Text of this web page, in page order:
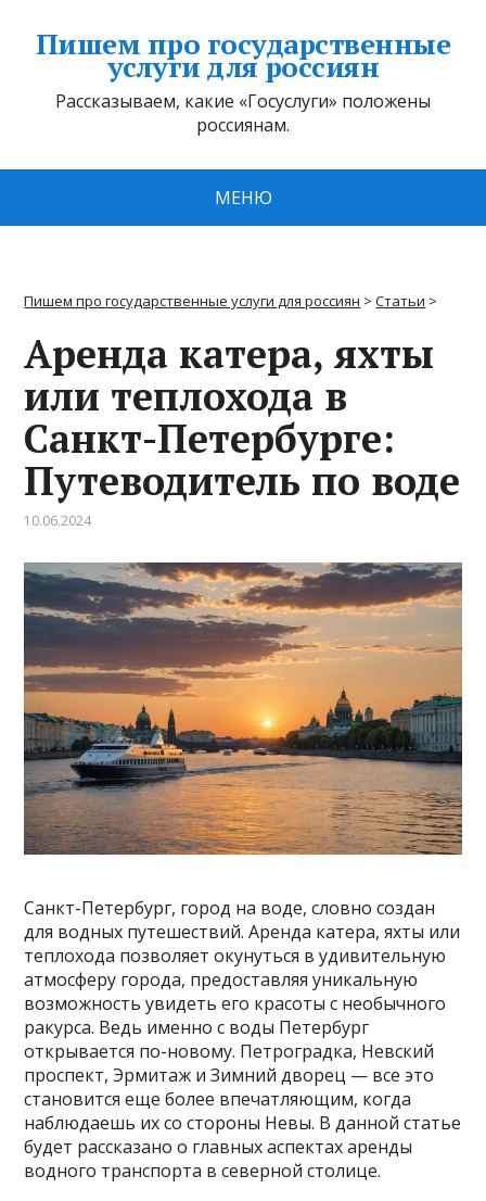
Пишем про государственные
услуги для россиян
Рассказываем, какие «Госуслуги» положены
россиянам.
МЕНЮ
Пишем про государственные услуги для россиян >Статьи >
Аренда катера, яхты
или теплохода в
Санкт-Петербурге:
Путеводитель по воде
10.06.2024
Санкт-Петербург, город на воде, словно создан
для водных путешествий. Аренда катера, яхты или
теплохода позволяет окунуться в удивительную
атмосферу города, предоставляя уникальную
возможность увидеть его красоты с необычного
ракурса. Ведь именно с воды Петербург
открывается по-новому. Петроградка, Невский
проспект, Эрмитаж и Зимний дворец — все это
становится еще более впечатляющим, когда
наблюдаешь их со стороны Невы. В данной статье
будет рассказано о главных аспектах аренды
водного транспорта в северной столице.